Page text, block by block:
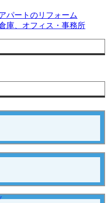
パートのリフォーム
庫、オフィス・事務所